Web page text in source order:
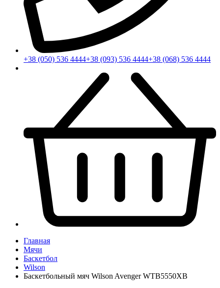
+38 (050) 536 4444+38 (093) 536 4444+38 (068) 536 4444
Главная
Мячи
Баскетбол
Wilson
Баскетбольный мяч Wilson Avenger WTB5550XB